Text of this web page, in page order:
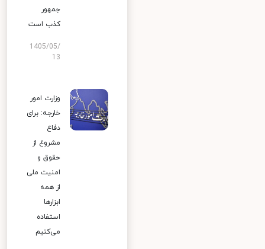
جمهور
کذب است
1405/05/
13
وزارت امور
خارجه: برای
دفاع
مشروع از
حقوق و
امنیت ملی
از همه
ابزارها
استفاده
می‌کنیم